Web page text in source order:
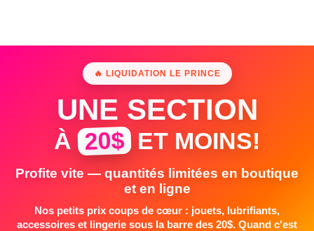
🔥 LIQUIDATION LE PRINCE
UNE SECTION
À 20$ ET MOINS!
Profite vite — quantités limitées en boutique
et en ligne
Nos petits prix coups de cœur : jouets, lubrifiants,
accessoires et lingerie sous la barre des 20$. Quand c'est